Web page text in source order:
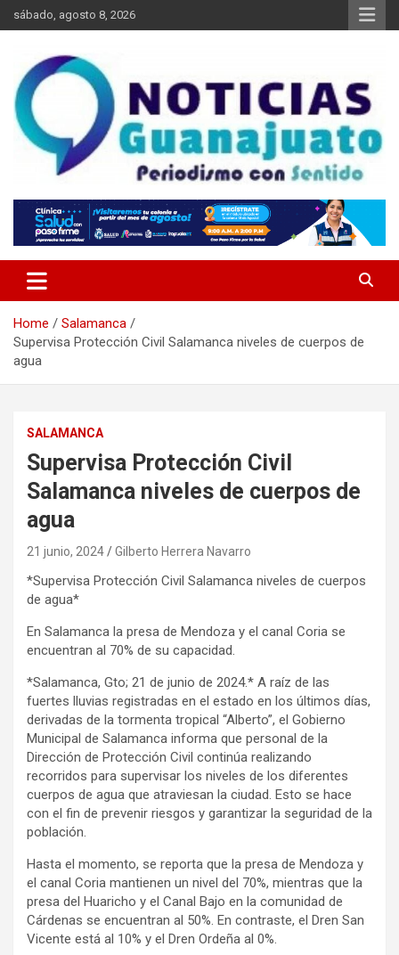
Skip
to
sábado, agosto 8, 2026
Noticias Guanajuato
Home
Salamanca
Supervisa Protección Civil Salamanca niveles de cuerpos de
agua
SALAMANCA
Supervisa Protección Civil
Salamanca niveles de cuerpos de
agua
21 junio, 2024 Gilberto Herrera Navarro
*Supervisa Protección Civil Salamanca niveles de cuerpos
de agua*
En Salamanca la presa de Mendoza y el canal Coria se
encuentran al 70% de su capacidad.
*Salamanca, Gto; 21 de junio de 2024.* A raíz de las
fuertes lluvias registradas en el estado en los últimos días,
derivadas de la tormenta tropical “Alberto”, el Gobierno
Municipal de Salamanca informa que personal de la
Dirección de Protección Civil continúa realizando
recorridos para supervisar los niveles de los diferentes
cuerpos de agua que atraviesan la ciudad. Esto se hace
con el fin de prevenir riesgos y garantizar la seguridad de la
población.
Hasta el momento, se reporta que la presa de Mendoza y
el canal Coria mantienen un nivel del 70%, mientras que la
presa del Huaricho y el Canal Bajo en la comunidad de
Cárdenas se encuentran al 50%. En contraste, el Dren San
Vicente está al 10% y el Dren Ordeña al 0%.